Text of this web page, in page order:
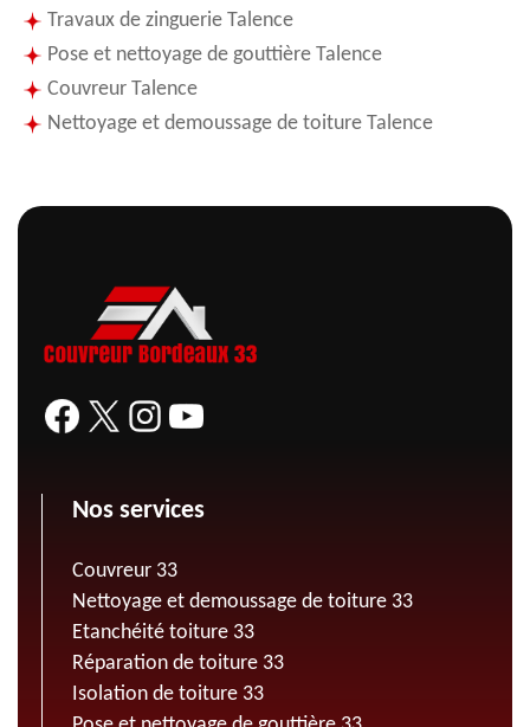
Travaux de zinguerie Talence
Pose et nettoyage de gouttière Talence
Couvreur Talence
Nettoyage et demoussage de toiture Talence
Nos services
Couvreur 33
Nettoyage et demoussage de toiture 33
Etanchéité toiture 33
Réparation de toiture 33
Isolation de toiture 33